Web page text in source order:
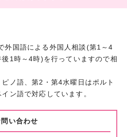
外国語による外国人相談(第1～4
1時～4時)を行っていますので相
ノ語、第2・第4水曜日はポルト
ン語で対応しています。
問い合わせ